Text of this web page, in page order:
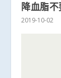
降血脂
2019-10-02